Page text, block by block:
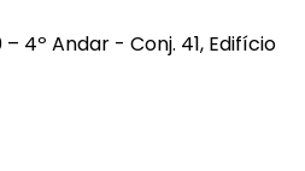
– 4º Andar - Conj. 41, Edifício